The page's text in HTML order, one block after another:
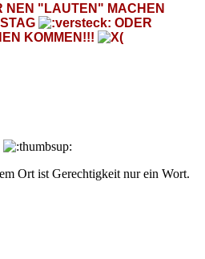
NEN "LAUTEN" MACHEN
ODER
KOMMEN!!!
Ort ist Gerechtigkeit nur ein Wort.